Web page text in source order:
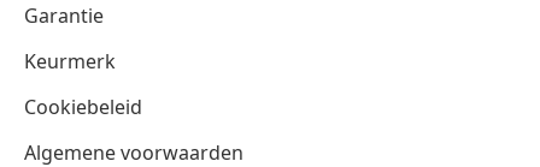
Garantie
Keurmerk
Cookiebeleid
Algemene voorwaarden